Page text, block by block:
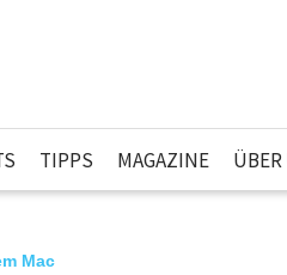
TIPPS MAGAZINE
Mac